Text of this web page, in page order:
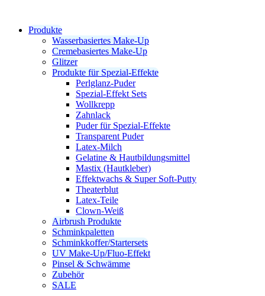
Produkte
Wasserbasiertes Make-Up
Cremebasiertes Make-Up
Glitzer
Produkte für Spezial-Effekte
Perlglanz-Puder
Spezial-Effekt Sets
Wollkrepp
Zahnlack
Puder für Spezial-Effekte
Transparent Puder
Latex-Milch
Gelatine & Hautbildungsmittel
Mastix (Hautkleber)
Effektwachs & Super Soft-Putty
Theaterblut
Latex-Teile
Clown-Weiß
Airbrush Produkte
Schminkpaletten
Schminkkoffer/Startersets
UV Make-Up/Fluo-Effekt
Pinsel & Schwämme
Zubehör
SALE